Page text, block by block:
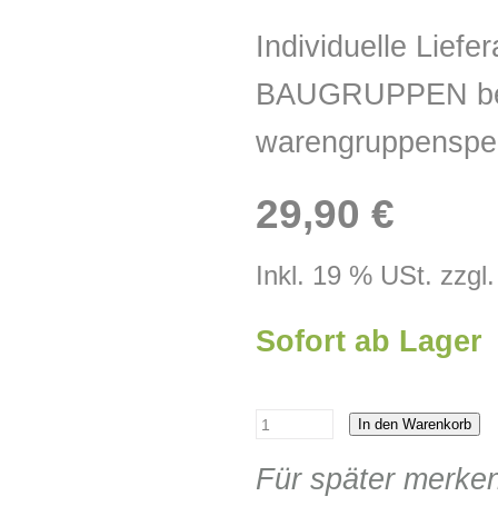
Individuelle
BAUGRUPPEN
29,90 €
Inkl. 19 % USt.
Sofort ab Lager
In den Warenkorb
Für später